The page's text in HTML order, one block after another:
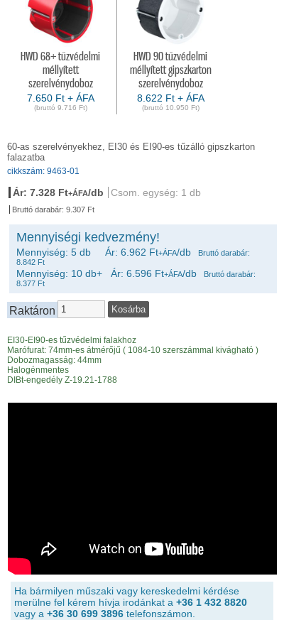
HWD 68+ tűzvédelmi
méllyített
szerelvénydoboz
7.650 Ft + ÁFA
(bruttó 9.716 Ft)
HWD 90 tűzvédelmi
méllyített gipszkarton
szerelvénydoboz
8.622 Ft + ÁFA
(bruttó 10.950 Ft)
60-as szerelvényekhez, EI30 és EI90-es tűzálló gipszkarton
falazatba
cikkszám: 9463-01
Ár: 7.328 Ft+ÁFA/db Csom. egység: 1 db
Bruttó darabár: 9.307 Ft
Mennyiségi kedvezmény!
Mennyiség: 5 db Ár: 6.962 Ft+ÁFA/db
Bruttó darabár:
8.842 Ft
Mennyiség: 10 db+ Ár: 6.596 Ft+ÁFA/db
Bruttó darabár:
8.377 Ft
Raktáron
EI30-EI90-es tűzvédelmi falakhoz
Marófurat: 74mm-es átmérőjű ( 1084-10 szerszámmal kivágható )
Dobozmagasság: 44mm
Halogénmentes
DIBt-engedély Z-19.21-1788
Ha bármilyen műszaki vagy kereskedelmi kérdése
merülne fel kérem hívja irodánkat a +36 1 432 8820
vagy a +36 30 699 3896 telefonszámon.